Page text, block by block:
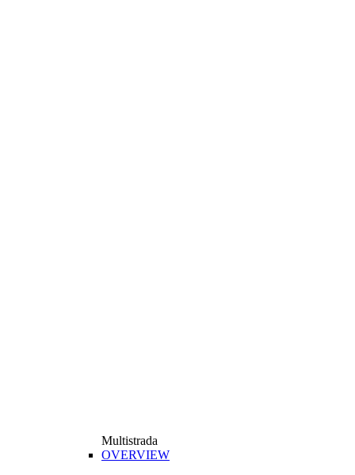
Multistrada
OVERVIEW